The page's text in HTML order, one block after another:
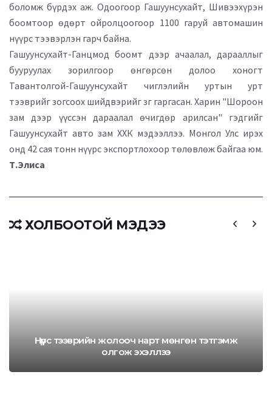
боломж бүрдэх аж. Одоогоор Гашуунсухайт, Шивээхүрэн
боомтоор өдөрт ойролцоогоор 1100 гаруй автомашин
нүүрс тээвэрлэн гарч байна.
Гашуунсухайт-Ганцмод боомт дээр ачаалал, дарааллыг
бууруулах зорилгоор өнгөрсөн долоо хоногт
Тавантолгой-Гашуунсухайт чиглэлийн уртын урт
тээврийг зогсоох шийдвэрийг зг гаргасан. Харин "Шороон
зам дээр үүссэн дараалал өчигдөр арилсан" гэдгийг
Гашуунсухайт авто зам ХХК мэдээллээ. Монгол Улс ирэх
онд 42 сая тонн нүүрс экспортлохоор төлөвлөж байгаа юм.
Т.Элиса
ХОЛБООТОЙ МЭДЭЭ
Нүүрс тээврийн жолооч нарт мөнгөн тэтгэмж
олгож эхэллээ